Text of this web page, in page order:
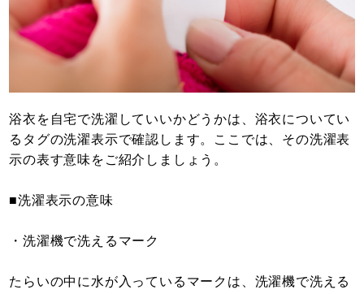
浴衣を自宅で洗濯していいかどうかは、浴衣についてい
るタグの洗濯表示で確認します。ここでは、その洗濯表
示の表す意味をご紹介しましょう。
■洗濯表示の意味
・洗濯機で洗えるマーク
たらいの中に水が入っているマークは、洗濯機で洗える